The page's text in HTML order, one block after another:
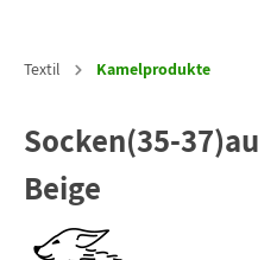
Textil Kamelprodukte
Socken(35-
Beige